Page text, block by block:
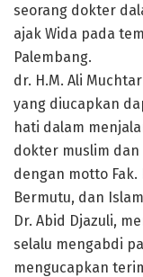
seorang dokter
ajak Wida pada
Palembang.
dr. H.M. Ali
yang diucapkan
hati dalam
dokter muslim
dengan motto Fak.
Bermutu, dan
Dr. Abid Djazuli,
selalu mengabdi
mengucapkan